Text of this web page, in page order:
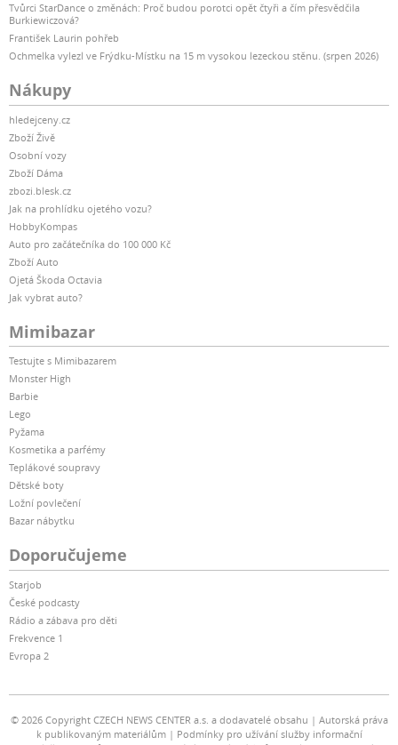
Tvůrci StarDance o změnách: Proč budou porotci opět čtyři a čím přesvědčila
Burkiewiczová?
František Laurin pohřeb
Ochmelka vylezl ve Frýdku-Místku na 15 m vysokou lezeckou stěnu. (srpen 2026)
Nákupy
hledejceny.cz
Zboží Živě
Osobní vozy
Zboží Dáma
zbozi.blesk.cz
Jak na prohlídku ojetého vozu?
HobbyKompas
Auto pro začátečníka do 100 000 Kč
Zboží Auto
Ojetá Škoda Octavia
Jak vybrat auto?
Mimibazar
Testujte s Mimibazarem
Monster High
Barbie
Lego
Pyžama
Kosmetika a parfémy
Teplákové soupravy
Dětské boty
Ložní povlečení
Bazar nábytku
Doporučujeme
Starjob
České podcasty
Rádio a zábava pro děti
Frekvence 1
Evropa 2
© 2026 Copyright CZECH NEWS CENTER a.s. a dodavatelé obsahu
Autorská práva
k publikovaným materiálům
Podmínky pro užívání služby informační